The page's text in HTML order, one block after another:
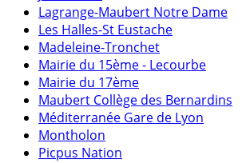
Lagrange-Maubert Notre Dame
Les Halles-St Eustache
Madeleine-Tronchet
Mairie du 15ème - Lecourbe
Mairie du 17ème
Maubert Collège des Bernardins
Méditerranée Gare de Lyon
Montholon
Picpus Nation